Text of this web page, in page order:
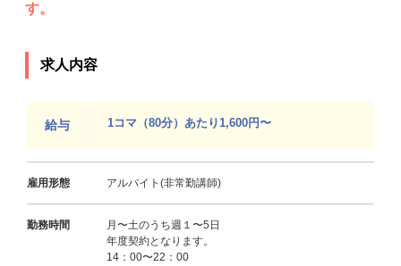
す。
求人内容
給与 1コマ（80分）あたり1,600円〜
雇用形態 アルバイト(非常勤講師)
勤務時間
月〜土のうち週１〜5日
年度契約となります。
14：00〜22：00